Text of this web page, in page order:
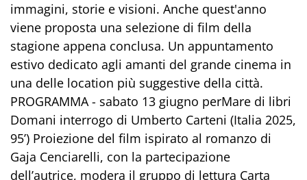
immagini, storie e visioni. Anche quest'anno
viene proposta una selezione di film della
stagione appena conclusa. Un appuntamento
estivo dedicato agli amanti del grande cinema in
una delle location più suggestive della città.
PROGRAMMA - sabato 13 giugno perMare di libri
Domani interrogo di Umberto Carteni (Italia 2025,
95’) Proiezione del film ispirato al romanzo di
Gaja Cenciarelli, con la partecipazione
dell’autrice, modera il gruppo di lettura Carta